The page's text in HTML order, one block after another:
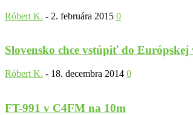
Róbert K. - 2. februára 2015 0
Slovensko chce vstúpiť do
Róbert K. - 18. decembra 2014 0
FT-991 v C4FM na 10m